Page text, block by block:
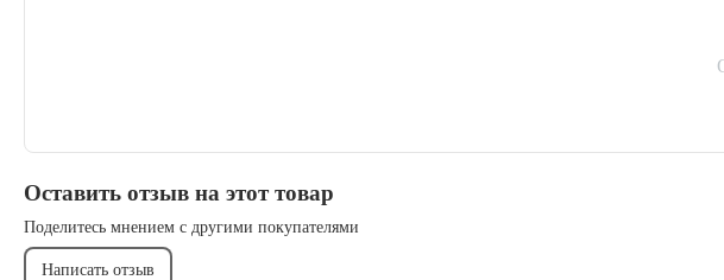
Оставить отзыв на этот товар
Поделитесь мнением с другими покупателями
Написать отзыв